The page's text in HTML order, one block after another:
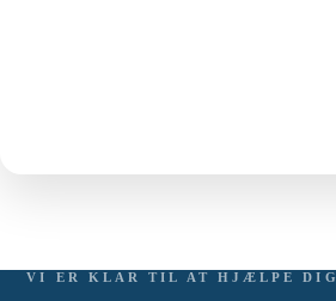
VI ER KLAR TIL AT HJÆLPE DIG